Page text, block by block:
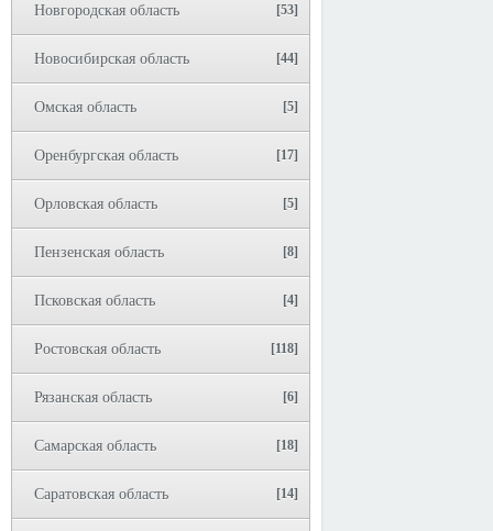
Новгородская область [53]
Новосибирская область [44]
Омская область [5]
Оренбургская область [17]
Орловская область [5]
Пензенская область [8]
Псковская область [4]
Ростовская область [118]
Рязанская область [6]
Самарская область [18]
Саратовская область [14]